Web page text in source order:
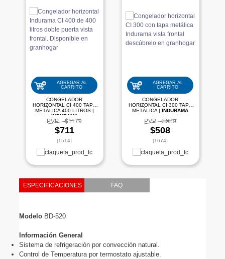
AGREGAR AL
CARRITO
CONGELADOR
HORIZONTAL CI 400 TAPA
INDURAMA
PVP: $1179
$711
[1514]
AGREGAR AL
CARRITO
CONGELADOR
HORIZONTAL CI 300 TAPA
INDURAMA
PVP: $989
$508
[1674]
ESPECIFICACIONES FAQ
Modelo BD-520
Información General
Sistema de refrigeración por convección natural.
Control de Temperatura por termostato ajustable.